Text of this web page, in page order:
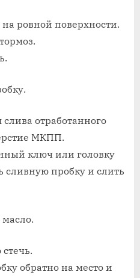
ровной поверхности.
слива отработанного
МКПП.
ключ или головку
сливную пробку и слить
обратно на место и